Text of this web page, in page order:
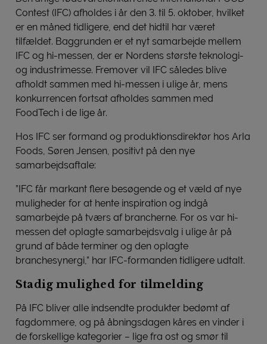
Contest (IFC) afholdes i år den 3. til 5. oktober, hvilket
er en måned tidligere, end det hidtil har været
tilfældet. Baggrunden er et nyt samarbejde mellem
IFC og hi-messen, der er Nordens største teknologi-
og industrimesse. Fremover vil IFC således blive
afholdt sammen med hi-messen i ulige år, mens
konkurrencen fortsat afholdes sammen med
FoodTech i de lige år.
Hos IFC ser formand og produktionsdirektør hos Arla
Foods, Søren Jensen, positivt på den nye
samarbejdsaftale:
”IFC får markant flere besøgende og et væld af nye
muligheder for at hente inspiration og indgå
samarbejde på tværs af brancherne. For os var hi-
messen det oplagte samarbejdsvalg i ulige år på
grund af både terminer og den oplagte
branchesynergi,” har IFC-formanden tidligere udtalt.
Stadig mulighed for tilmelding
På IFC bliver alle indsendte produkter bedømt af
fagdommere, og på åbningsdagen kåres en vinder i
de forskellige kategorier – lige fra ost og smør til